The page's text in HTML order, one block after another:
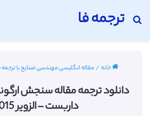
ترجمه فا
جستجو برای
خانه/مقاله انگلیسی مهندسی صنایع با ترجمه فارسی
دانلود ترجمه مقاله سنجش
داربست – الزویر 2015